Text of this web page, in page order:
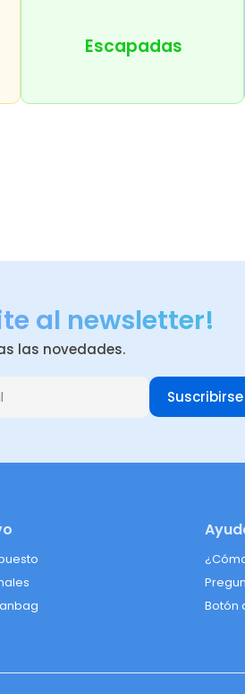
Escapadas
al newsletter!
las novedades.
Suscribirse
Botón